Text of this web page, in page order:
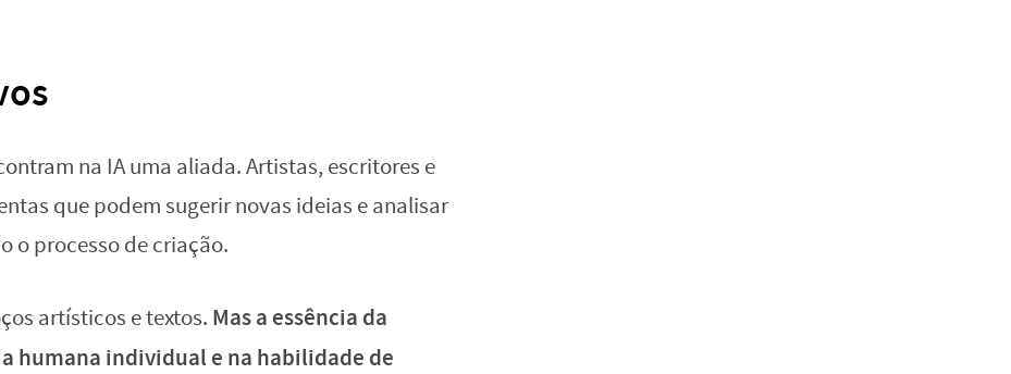
na IA uma aliada. Artistas, escritores e
que podem sugerir novas ideias e analisar
o processo de criação.
artísticos e textos. Mas a essência da
humana individual e na habilidade de